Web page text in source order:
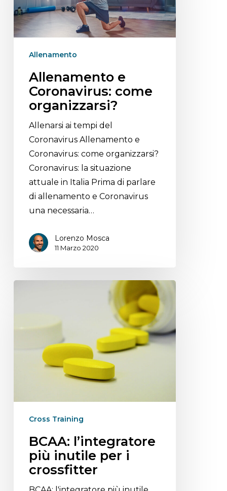
Allenamento
Allenamento e
Coronavirus: come
organizzarsi?
Allenarsi ai tempi del
Coronavirus Allenamento e
Coronavirus: come organizzarsi?
Coronavirus: la situazione
attuale in Italia Prima di parlare
di allenamento e Coronavirus
una necessaria…
Lorenzo Mosca
11 Marzo 2020
Cross Training
BCAA: l’integratore
più inutile per i
crossfitter